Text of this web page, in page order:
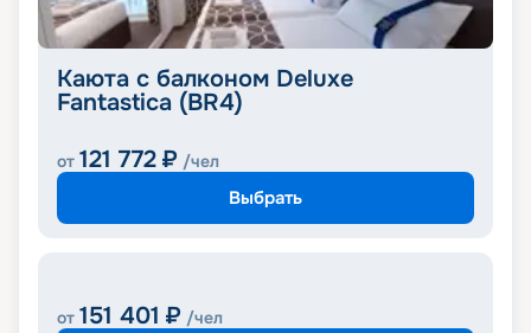
Каюта с балконом Deluxe
Fantastica (BR4)
от 121 772 ₽ /чел
Выбрать
от 151 401 ₽ /чел